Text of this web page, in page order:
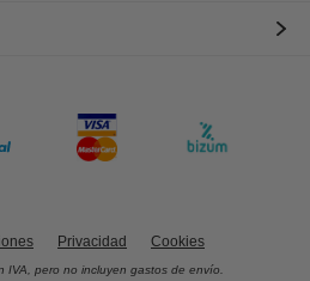
Privacidad Cookies
IVA, pero no incluyen gastos de envío.